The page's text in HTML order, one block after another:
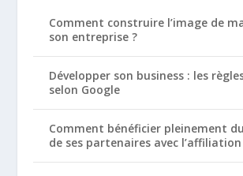
Comment construire l’image de
son entreprise ?
Développer son business : les
selon Google
Comment bénéficier pleinement
de ses partenaires avec l’affiliation